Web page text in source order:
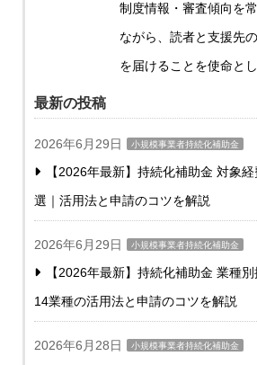
制度情報・審査傾向を
ながら、読者と支援先
を届けることを使命とし
最新の投稿
2026年6月29日 小規模事業者持続化補助金
【2026年最新】持続化補助金 対象
選｜活用法と申請のコツを解説
2026年6月29日 小規模事業者持続化補助金
【2026年最新】持続化補助金 業種
14業種の活用法と申請のコツを解説
2026年6月28日 小規模事業者持続化補助金